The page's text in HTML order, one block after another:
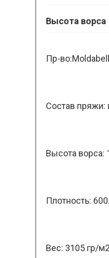
Высота ворса
Пр-
Состав пряжи:
Высота ворса:
Плотность:
Вес: 3105 гр/м2